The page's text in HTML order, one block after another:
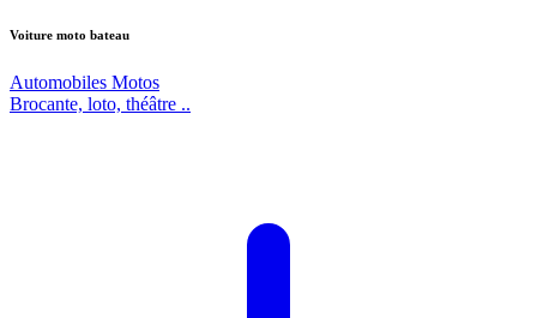
Voiture moto bateau
Automobiles Motos
Brocante, loto, théâtre ..